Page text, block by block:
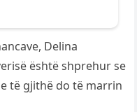
Delina
është shprehur se
të gjithë do të marrin